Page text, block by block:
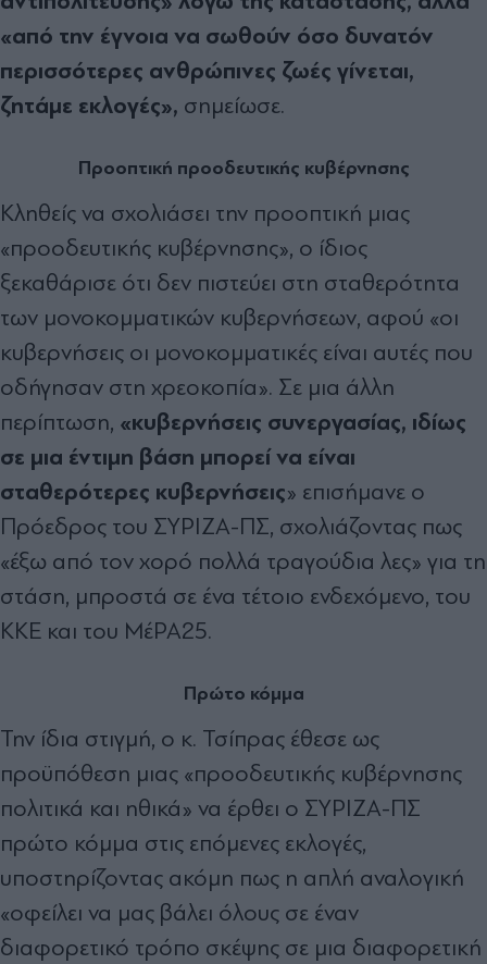
«από την έγνοια να σωθούν όσο δυνατόν
περισσότερες ανθρώπινες ζωές γίνεται,
ζητάμε εκλογές», σημείωσε.
Προοπτική προοδευτικής κυβέρνησης
Κληθείς να σχολιάσει την προοπτική μιας
«προοδευτικής κυβέρνησης», ο ίδιος
ξεκαθάρισε ότι δεν πιστεύει στη σταθερότητα
των μονοκομματικών κυβερνήσεων, αφού «οι
κυβερνήσεις οι μονοκομματικές είναι αυτές που
οδήγησαν στη χρεοκοπία». Σε μια άλλη
περίπτωση, «κυβερνήσεις συνεργασίας, ιδίως
σε μια έντιμη βάση μπορεί να είναι
σταθερότερες κυβερνήσεις» επισήμανε ο
Πρόεδρος του ΣΥΡΙΖΑ-ΠΣ, σχολιάζοντας πως
«έξω από τον χορό πολλά τραγούδια λες» για τη
στάση, μπροστά σε ένα τέτοιο ενδεχόμενο, του
ΚΚΕ και του ΜέΡΑ25.
Πρώτο κόμμα
Την ίδια στιγμή, ο κ. Τσίπρας έθεσε ως
προϋπόθεση μιας «προοδευτικής κυβέρνησης
πολιτικά και ηθικά» να έρθει ο ΣΥΡΙΖΑ-ΠΣ
πρώτο κόμμα στις επόμενες εκλογές,
υποστηρίζοντας ακόμη πως η απλή αναλογική
«οφείλει να μας βάλει όλους σε έναν
διαφορετικό τρόπο σκέψης σε μια διαφορετική